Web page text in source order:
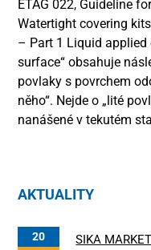
ETAG 022, Guideline
Watertight covering
– Part 1 Liquid
surface“ obsahuje
povlaky s povrchem
něho“. Nejde o „lité
nanášené v tekutém
AKTUALITY
20 SIKA